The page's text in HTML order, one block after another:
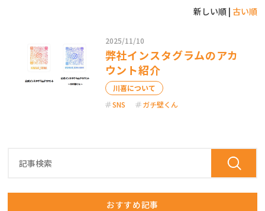
新しい順 | 古い順
2025/11/10
弊社インスタグラムのアカ
ウント紹介
川喜について
SNS
ガチ壁くん
おすすめ記事